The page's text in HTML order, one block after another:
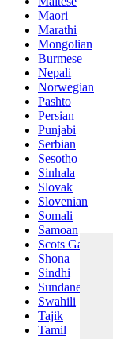
Maori
Marathi
Mongolian
Burmese
Nepali
Norwegian
Pashto
Persian
Punjabi
Serbian
Sesotho
Sinhala
Slovak
Slovenian
Somali
Samoan
Scots Gaelic
Shona
Sindhi
Sundanese
Swahili
Tajik
Tamil